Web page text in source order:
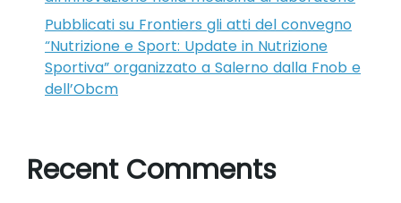
Pubblicati su Frontiers gli atti del convegno
“Nutrizione e Sport: Update in Nutrizione
Sportiva” organizzato a Salerno dalla Fnob e
dell’Obcm
Recent Comments